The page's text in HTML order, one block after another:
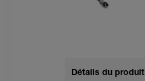
Détails du produit